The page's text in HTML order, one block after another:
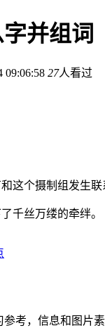
并组词
09:06:58 27人看过
这个摄制组发生联
千丝万缕的牵绊。
考，信息和图片